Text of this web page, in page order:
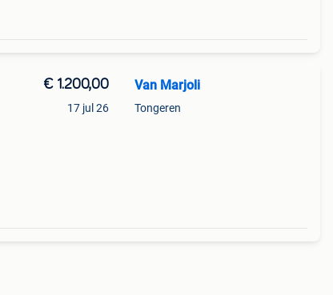
€ 1.200,00
17 jul 26
Van Marjoli
Tongeren